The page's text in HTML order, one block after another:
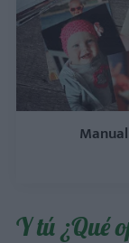
Y tú ¿Qué